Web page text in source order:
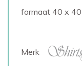
formaat 40 x 40
Merk